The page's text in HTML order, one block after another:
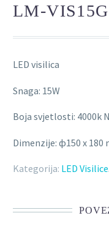
LM-VIS15G
LED visilica
Snaga: 15W
Boja svjetlosti: 4000k
Dimenzije: ф150 x 180
Kategorija: LED Visilice